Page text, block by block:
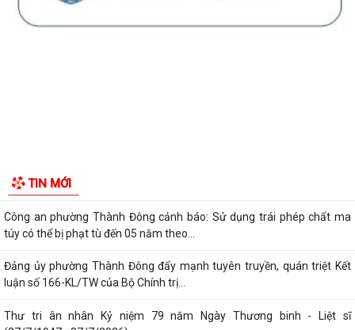
Khai thác tài liệu số và Chatbox AI trợi giúp pháp luật
hoạt động kinh doanh tại Chợ tạm Chi...
quyết số 27-NQ/TW về xây dựng và...
nguồn: Hành động nhỏ, ý nghĩa...
sinh nữ đi thực tập kỹ thuật tại...